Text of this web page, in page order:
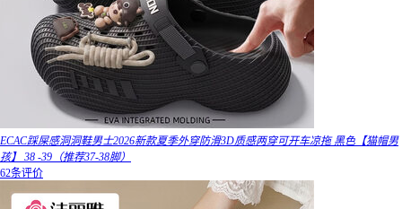
ECAC踩屎感洞洞鞋男士2026新款夏季外穿防滑3D质感两穿可开车凉拖 黑色【猫帽男
孩】 38 -39（推荐37-38脚）
62条评价